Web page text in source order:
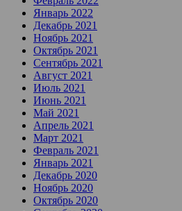
Январь 2022
Декабрь 2021
Ноябрь 2021
Октябрь 2021
Сентябрь 2021
Август 2021
Июль 2021
Июнь 2021
Май 2021
Апрель 2021
Март 2021
Февраль 2021
Январь 2021
Декабрь 2020
Ноябрь 2020
Октябрь 2020